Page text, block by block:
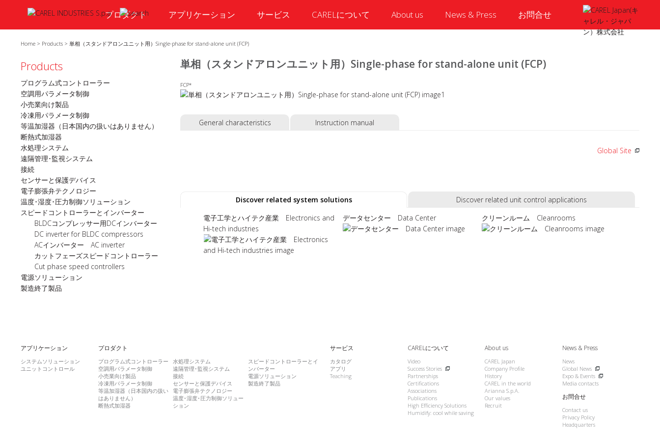
プロダクト アプリケーション サービス CARELについて About us News & Press お問合せ
Home > Products > 単相（スタンドアロンユニット用）Single-phase for stand-alone unit (FCP)
単相（スタンドアロンユニット用）Single-phase for stand-alone unit (FCP)
FCP*
General characteristics Instruction manual
Global Site
Discover related system solutions
Discover related unit control applications
スーパーマーケット Hypermarket
電子工学とハイテク産業 Electronics and
Hi-tech industries
データセンター Data Center クリーンルーム Cleanrooms
Previous
Products
プログラム式コントローラー
空調用パラメータ制御
小売業向け製品
冷凍用パラメータ制御
等温加湿器（日本国内の扱いはありません）
断熱式加湿器
水処理システム
遠隔管理･監視システム
接続
センサーと保護デバイス
電子膨張弁テクノロジー
温度･湿度･圧力制御ソリューション
スピードコントローラーとインバーター
BLDCコンプレッサー用DCインバーター
DC inverter for BLDC compressors
ACインバーター AC inverter
カットフェーズスピードコントローラー
Cut phase speed controllers
電源ソリューション
製造終了製品
アプリケーション
システムソリューション
ユニットコントロール
プロダクト
プログラム式コントローラー
空調用パラメータ制御
小売業向け製品
冷凍用パラメータ制御
等温加湿器（日本国内の扱い
はありません）
断熱式加湿器
水処理システム
遠隔管理･監視システム
接続
センサーと保護デバイス
電子膨張弁テクノロジー
温度･湿度･圧力制御ソリュー
ション
スピードコントローラーとイ
ンバーター
電源ソリューション
製造終了製品
サービス
カタログ
アプリ
Teaching
CARELについて
Video
Success Stories
Partnerships
Certifications
Associations
Publications
High Efficiency Solutions
Humidify: cool while saving
About us
CAREL Japan
Company Profile
History
CAREL in the world
Arianna S.p.A.
Our values
Recruit
News & Press
News
Global News
Expo & Events
Media contacts
お問合せ
Contact us
Privacy Policy
Headquarters